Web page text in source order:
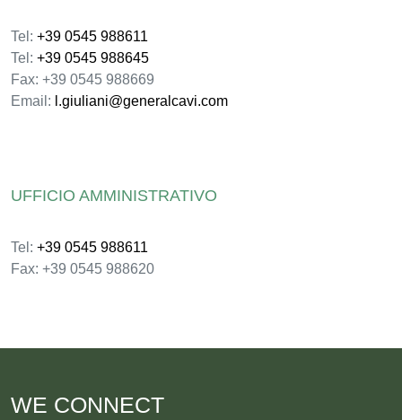
Tel: +39 0545 988611
Tel: +39 0545 988645
Fax: +39 0545 988669
Email: l.giuliani@generalcavi.com
UFFICIO AMMINISTRATIVO
Tel: +39 0545 988611
Fax: +39 0545 988620
WE CONNECT